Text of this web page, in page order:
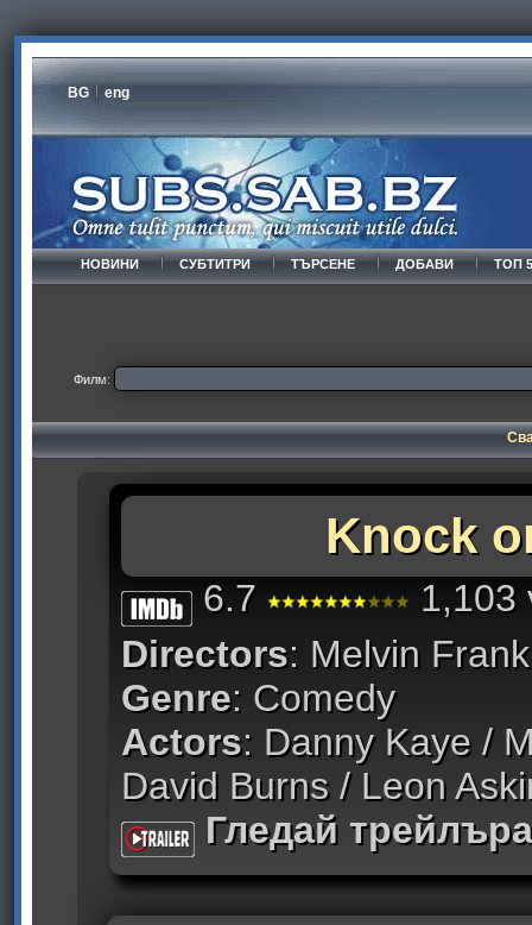
BG eng
НОВИНИ СУБТИТРИ ТЪРСЕНЕ ДОБАВИ ТОП
Филм:
Knock
6.7
1,103
Directors: Melvin
Genre: Comedy
Actors: Danny Kaye /
David Burns / Leon
Гледай трейлъра